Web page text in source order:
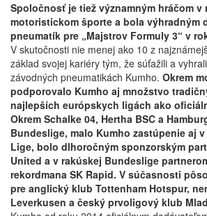
Spoločnosť je tiež významným hráčom v
motoristickom športe a bola výhradným
pneumatík pre „Majstrov Formuly 3“ v
V skutočnosti nie menej ako 10 z
základ svojej kariéry tým, že súťažili a
závodných pneumatikách Kumho. Okrem
podporovalo Kumho aj množstvo
najlepších európskych ligách ako
Okrem Schalke 04, Hertha BSC a
Bundeslige, malo Kumho zastúpenie aj
Lige, bolo dlhoročným sponzorským
United a v rakúskej Bundeslige
rekordmana SK Rapid. V súčasnosti
pre anglický klub Tottenham Hotspur,
Leverkusen a český prvoligový klub